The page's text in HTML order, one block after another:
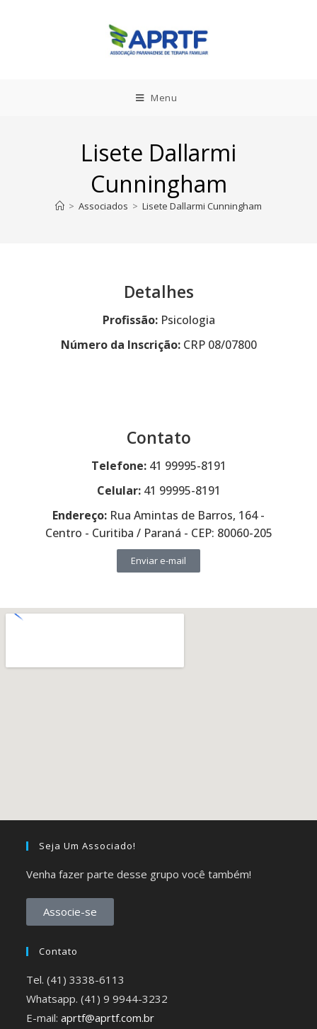
Menu
Lisete Dallarmi
Cunningham
> Associados > Lisete Dallarmi Cunningham
Detalhes
Profissão:Psicologia
Número da Inscrição:CRP 08/07800
Contato
Telefone:41 99995-8191
Celular:41 99995-8191
Endereço: Rua Amintas de Barros, 164 -
Centro - Curitiba / Paraná - CEP: 80060-205
Enviar e-mail
Seja Um Associado!
Venha fazer parte desse grupo você também!
Associe-se
Contato
Tel. (41) 3338-6113
Whatsapp. (41) 9 9944-3232
E-mail:aprtf@aprtf.com.br